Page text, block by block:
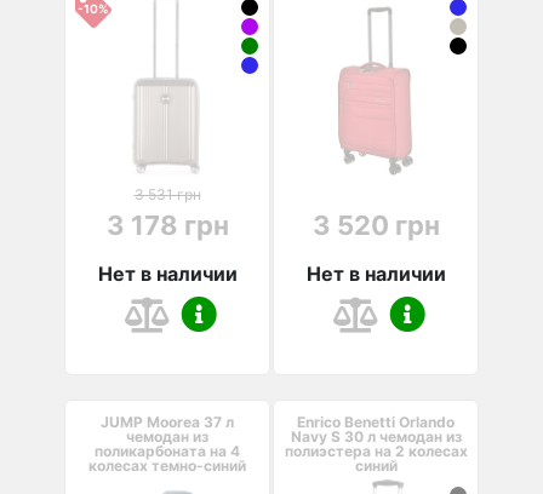
-10%
3 531 грн
3 178 грн
Нет в наличии
3 520 грн
Нет в наличии
JUMP Moorea 37 л
чемодан из
поликарбоната на 4
колесах темно-синий
Enrico Benetti Orlando
Navy S 30 л чемодан из
полиэстера на 2 колесах
синий